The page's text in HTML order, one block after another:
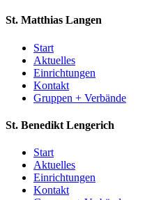
St. Matthias Langen
Start
Aktuelles
Einrichtungen
Kontakt
Gruppen + Verbände
St. Benedikt Lengerich
Start
Aktuelles
Einrichtungen
Kontakt